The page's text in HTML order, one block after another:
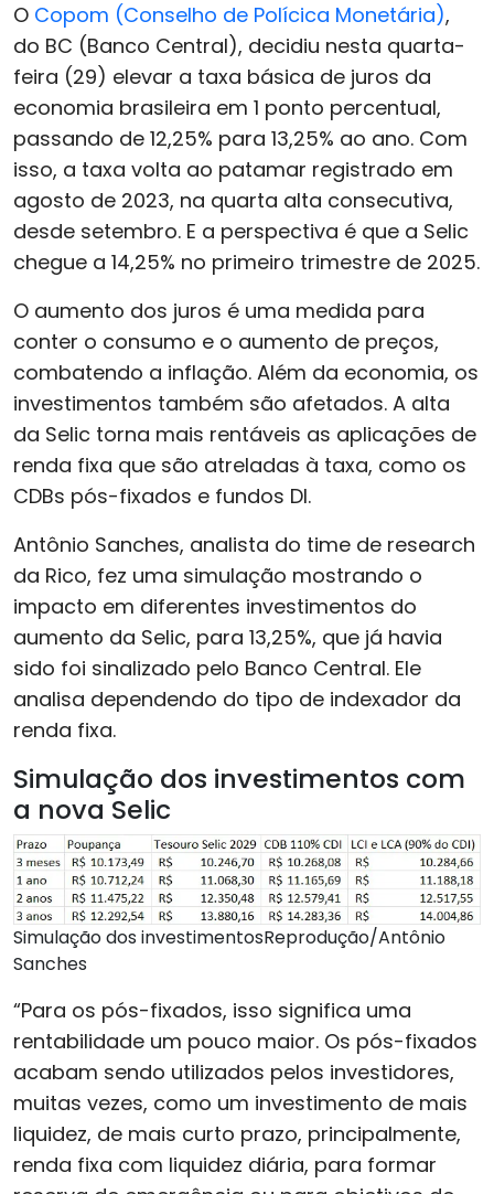
O Copom (Conselho de Polícica Monetária),
do BC (Banco Central), decidiu nesta quarta-
feira (29) elevar a taxa básica de juros da
economia brasileira em 1 ponto percentual,
passando de 12,25% para 13,25% ao ano. Com
isso, a taxa volta ao patamar registrado em
agosto de 2023, na quarta alta consecutiva,
desde setembro. E a perspectiva é que a Selic
chegue a 14,25% no primeiro trimestre de 2025.
O aumento dos juros é uma medida para
conter o consumo e o aumento de preços,
combatendo a inflação. Além da economia, os
investimentos também são afetados. A alta
da Selic torna mais rentáveis as aplicações de
renda fixa que são atreladas à taxa, como os
CDBs pós-fixados e fundos DI.
Antônio Sanches, analista do time de research
da Rico, fez uma simulação mostrando o
impacto em diferentes investimentos do
aumento da Selic, para 13,25%, que já havia
sido foi sinalizado pelo Banco Central. Ele
analisa dependendo do tipo de indexador da
renda fixa.
Simulação dos investimentos com
a nova Selic
Simulação dos investimentosReprodução/Antônio
Sanches
“Para os pós-fixados, isso significa uma
rentabilidade um pouco maior. Os pós-fixados
acabam sendo utilizados pelos investidores,
muitas vezes, como um investimento de mais
liquidez, de mais curto prazo, principalmente,
renda fixa com liquidez diária, para formar